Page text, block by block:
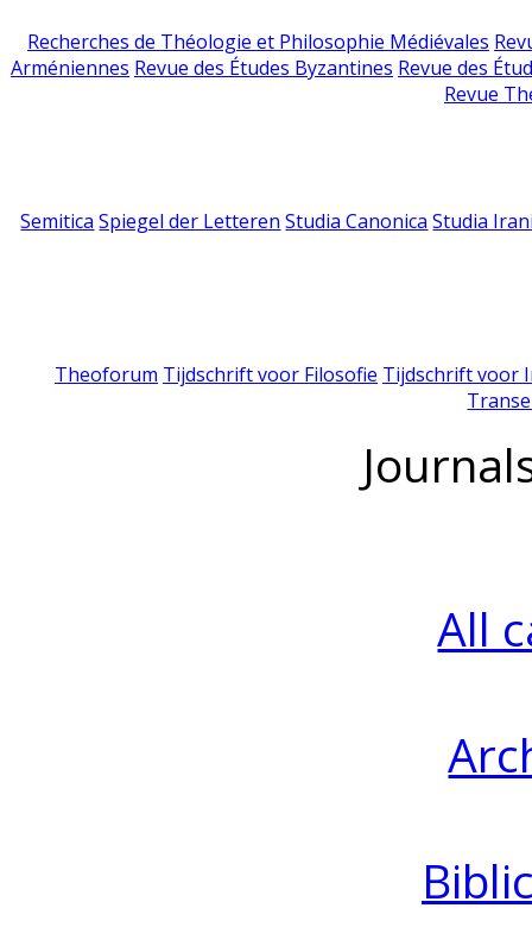
Recherches de Théologie et Philosophie Médiévales
Arméniennes Revue des Études Byzantines Revue des
Revue
Semitica Spiegel der Letteren Studia Canonica Studia
Theoforum Tijdschrift voor Filosofie Tijdschrift voor
All